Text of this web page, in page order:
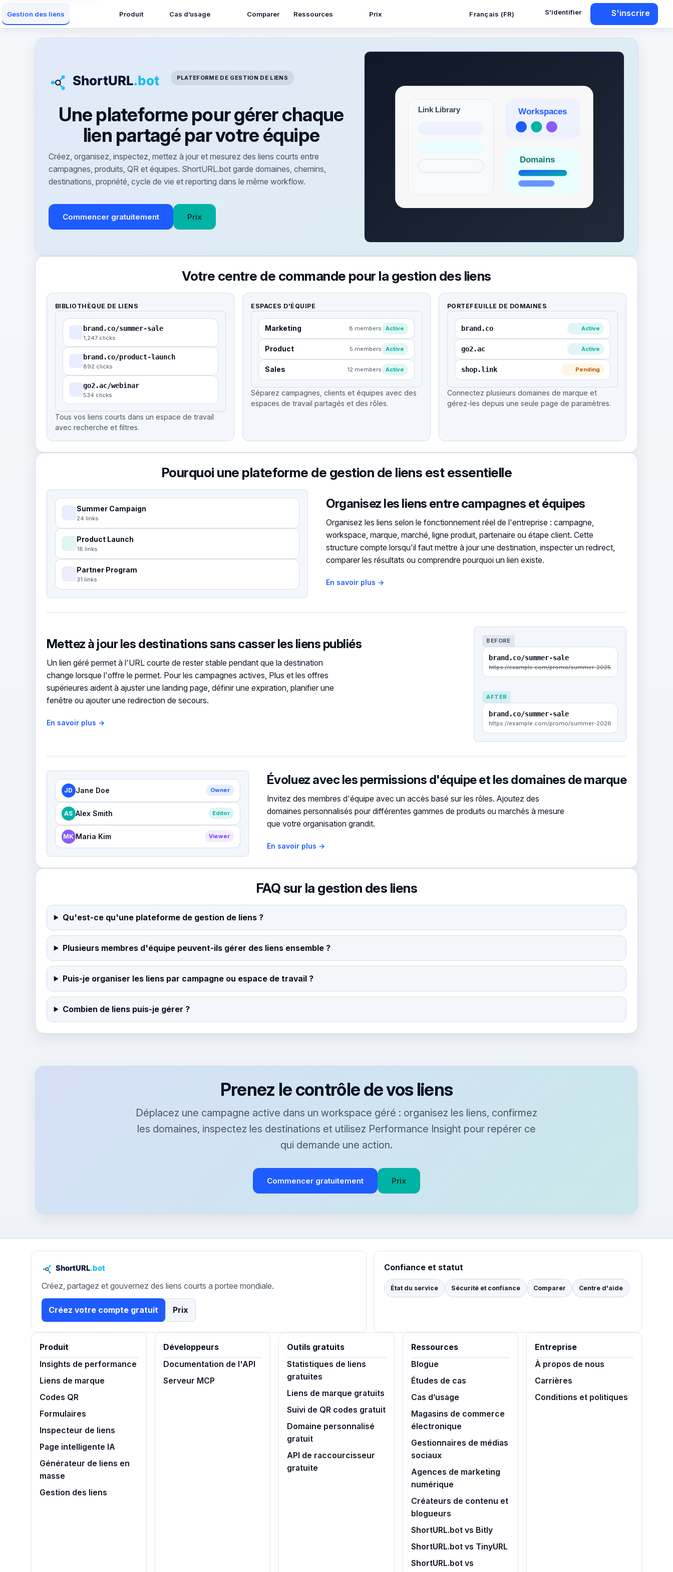
Gestion des liens Produit Cas d’usage Comparer Ressources Prix Français (FR) S'identifier S'inscrire
PLATEFORME DE GESTION DE LIENS
Une plateforme pour gérer chaque
lien partagé par votre équipe
Créez, organisez, inspectez, mettez à jour et mesurez des liens courts entre
campagnes, produits, QR et équipes. ShortURL.bot garde domaines, chemins,
destinations, propriété, cycle de vie et reporting dans le même workflow.
Commencer gratuitement Prix
Votre centre de commande pour la gestion des liens
BIBLIOTHÈQUE DE LIENS
brand.co/summer-sale
1,247 clicks
brand.co/product-launch
892 clicks
go2.ac/webinar
534 clicks
Tous vos liens courts dans un espace de travail
avec recherche et filtres.
ESPACES D'ÉQUIPE
Marketing 8 members Active
Product 5 members Active
Sales 12 members Active
Séparez campagnes, clients et équipes avec des
espaces de travail partagés et des rôles.
PORTEFEUILLE DE DOMAINES
brand.co Active
go2.ac Active
shop.link Pending
Connectez plusieurs domaines de marque et
gérez-les depuis une seule page de paramètres.
Pourquoi une plateforme de gestion de liens est essentielle
Summer Campaign
24 links
Product Launch
18 links
Partner Program
31 links
Organisez les liens entre campagnes et équipes
Organisez les liens selon le fonctionnement réel de l'entreprise : campagne,
workspace, marque, marché, ligne produit, partenaire ou étape client. Cette
structure compte lorsqu'il faut mettre à jour une destination, inspecter un redirect,
comparer les résultats ou comprendre pourquoi un lien existe.
En savoir plus →
BEFORE
brand.co/summer-sale
https://example.com/promo/summer-2025
AFTER
brand.co/summer-sale
https://example.com/promo/summer-2026
Mettez à jour les destinations sans casser les liens publiés
Un lien géré permet à l'URL courte de rester stable pendant que la destination
change lorsque l'offre le permet. Pour les campagnes actives, Plus et les offres
supérieures aident à ajuster une landing page, définir une expiration, planifier une
fenêtre ou ajouter une redirection de secours.
En savoir plus →
JD Jane Doe Owner
AS Alex Smith Editor
MK Maria Kim Viewer
Évoluez avec les permissions d'équipe et les domaines de marque
Invitez des membres d'équipe avec un accès basé sur les rôles. Ajoutez des
domaines personnalisés pour différentes gammes de produits ou marchés à mesure
que votre organisation grandit.
En savoir plus →
FAQ sur la gestion des liens
Qu'est-ce qu'une plateforme de gestion de liens ?
Plusieurs membres d'équipe peuvent-ils gérer des liens ensemble ?
Puis-je organiser les liens par campagne ou espace de travail ?
Combien de liens puis-je gérer ?
Prenez le contrôle de vos liens
Déplacez une campagne active dans un workspace géré : organisez les liens, confirmez
les domaines, inspectez les destinations et utilisez Performance Insight pour repérer ce
qui demande une action.
Commencer gratuitement Prix
Créez, partagez et gouvernez des liens courts a portee mondiale.
Créez votre compte gratuit Prix
Confiance et statut
État du service Sécurité et confiance Comparer Centre d'aide
Produit
Insights de performance
Liens de marque
Codes QR
Formulaires
Inspecteur de liens
Page intelligente IA
Générateur de liens en
masse
Gestion des liens
Développeurs
Documentation de l'API
Serveur MCP
Outils gratuits
Statistiques de liens
gratuites
Liens de marque gratuits
Suivi de QR codes gratuit
Domaine personnalisé
gratuit
API de raccourcisseur
gratuite
Ressources
Blogue
Études de cas
Cas d’usage
Magasins de commerce
électronique
Gestionnaires de médias
sociaux
Agences de marketing
numérique
Créateurs de contenu et
blogueurs
ShortURL.bot vs Bitly
ShortURL.bot vs TinyURL
ShortURL.bot vs
Entreprise
À propos de nous
Carrières
Conditions et politiques